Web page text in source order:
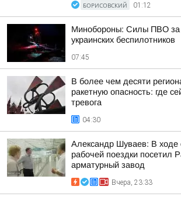
БОРИСОВСКИЙ 01:12
Минобороны: Силы ПВО за
украинских беспилотников
07:45
В более чем десяти
ракетную опасность: где
тревога
04:30
Александр Шуваев: В ходе
рабочей поездки посетил
арматурный завод
Вчера, 23:33